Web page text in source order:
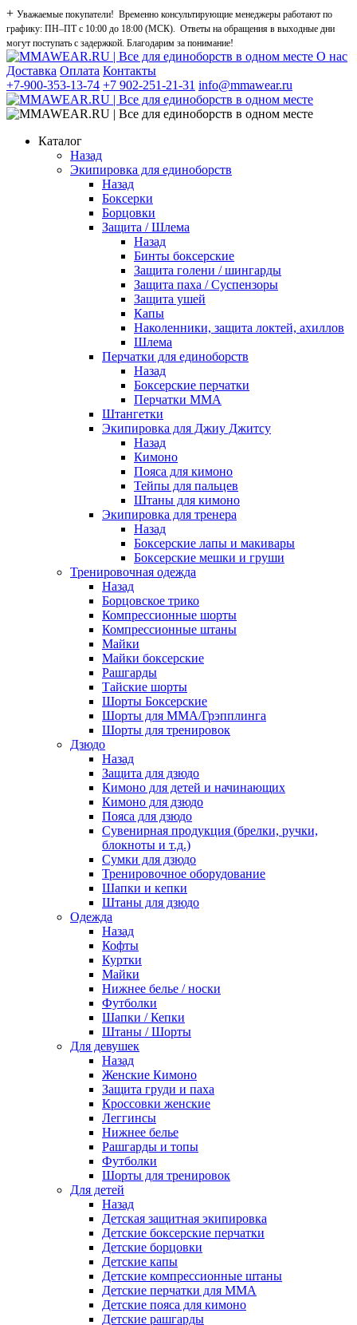
+ Уважаемые покупатели! Временно консультирующие менеджеры работают по
графику: ПН–ПТ с 10:00 до 18:00 (МСК). Ответы на обращения в выходные дни
могут поступать с задержкой. Благодарим за понимание!
О нас
Доставка Оплата Контакты
+7-900-353-13-74 +7 902-251-21-31 info@mmawear.ru
Каталог
Назад
Экипировка для единоборств
Назад
Боксерки
Борцовки
Защита / Шлема
Назад
Бинты боксерские
Защита голени / шингарды
Защита паха / Суспензоры
Защита ушей
Капы
Наколенники, защита локтей, ахиллов
Шлема
Перчатки для единоборств
Назад
Боксерские перчатки
Перчатки ММА
Штангетки
Экипировка для Джиу Джитсу
Назад
Кимоно
Пояса для кимоно
Тейпы для пальцев
Штаны для кимоно
Экипировка для тренера
Назад
Боксерские лапы и макивары
Боксерские мешки и груши
Тренировочная одежда
Назад
Борцовское трико
Компрессионные шорты
Компрессионные штаны
Майки
Майки боксерские
Рашгарды
Тайские шорты
Шорты Боксерские
Шорты для ММА/Грэпплинга
Шорты для тренировок
Дзюдо
Назад
Защита для дзюдо
Кимоно для детей и начинающих
Кимоно для дзюдо
Пояса для дзюдо
Сувенирная продукция (брелки, ручки,
блокноты и т.д.)
Сумки для дзюдо
Тренировочное оборудование
Шапки и кепки
Штаны для дзюдо
Одежда
Назад
Кофты
Куртки
Майки
Нижнее белье / носки
Футболки
Шапки / Кепки
Штаны / Шорты
Для девушек
Назад
Женские Кимоно
Защита груди и паха
Кроссовки женские
Леггинсы
Нижнее белье
Рашгарды и топы
Футболки
Шорты для тренировок
Для детей
Назад
Детская защитная экипировка
Детские боксерские перчатки
Детские борцовки
Детские капы
Детские компрессионные штаны
Детские перчатки для ММА
Детские пояса для кимоно
Детские рашгарды